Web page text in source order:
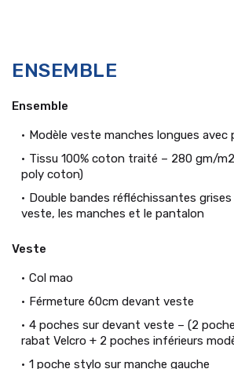
ENSEMBLE
Ensemble
Modèle veste manches longues avec
Tissu 100% coton traité – 280 gm/
poly coton)
Double bandes réfléchissantes
veste, les manches et le pantalon
Veste
Col mao
Férmeture 60cm devant veste
4 poches sur devant veste – (2
rabat Velcro + 2 poches inférieurs
1 poche stylo sur manche gauche